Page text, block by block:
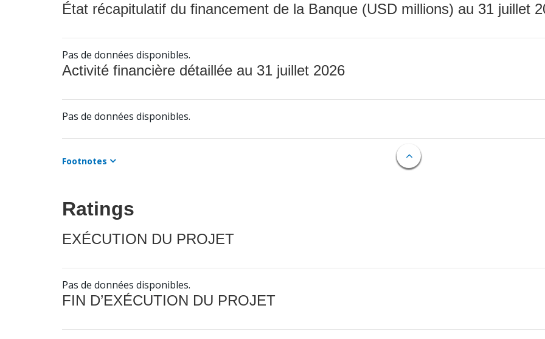
État récapitulatif du financement de la Banque (USD millions) au 31 juillet
Pas de données disponibles.
Activité financière détaillée au 31 juillet 2026
Pas de données disponibles.
Footnotes
Ratings
EXÉCUTION DU PROJET
Pas de données disponibles.
FIN D’EXÉCUTION DU PROJET